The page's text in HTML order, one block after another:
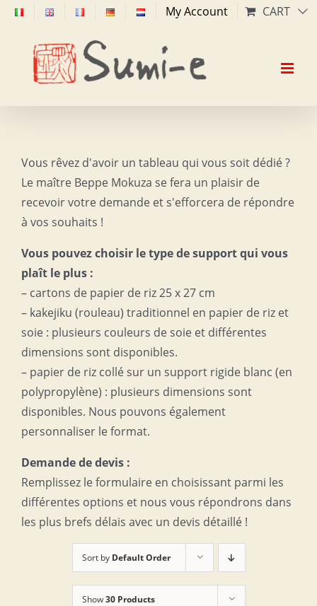
Skip
content
My Account CART
Vous rêvez d'avoir un tableau qui vous soit dédié ?
Le maître Beppe Mokuza se fera un plaisir de
recevoir votre demande et s'efforcera de répondre
à vos souhaits !
Vous pouvez choisir le type de support qui vous
plaît le plus :
– cartons de papier de riz 25 x 27 cm
– kakejiku (rouleau) traditionnel en papier de riz et
soie : plusieurs couleurs de soie et différentes
dimensions sont disponibles.
– papier de riz collé sur un support rigide blanc (en
polypropylène) : plusieurs dimensions sont
disponibles. Nous pouvons également
personnaliser le format.
Demande de devis :
Remplissez le formulaire en choisissant parmi les
différentes options et nous vous répondrons dans
les plus brefs délais avec un devis détaillé !
Sort by Default Order
Show30 Products